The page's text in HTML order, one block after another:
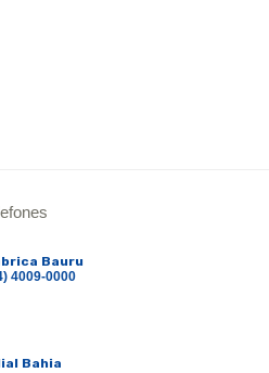
Bauru
4009-0000
Bahia